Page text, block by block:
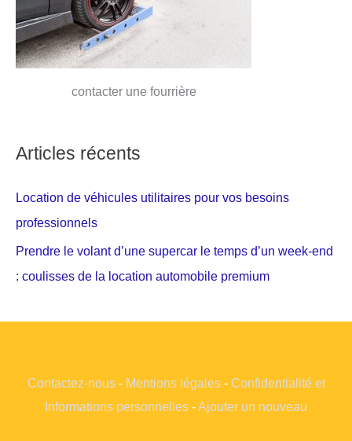
contacter une fourrière
Articles récents
Location de véhicules utilitaires pour vos besoins
professionnels
Prendre le volant d’une supercar le temps d’un week-end
: coulisses de la location automobile premium
Contactez-nous- Mentions légales- Confidentialité et
Informations personnelles -Ajouter un nouveau